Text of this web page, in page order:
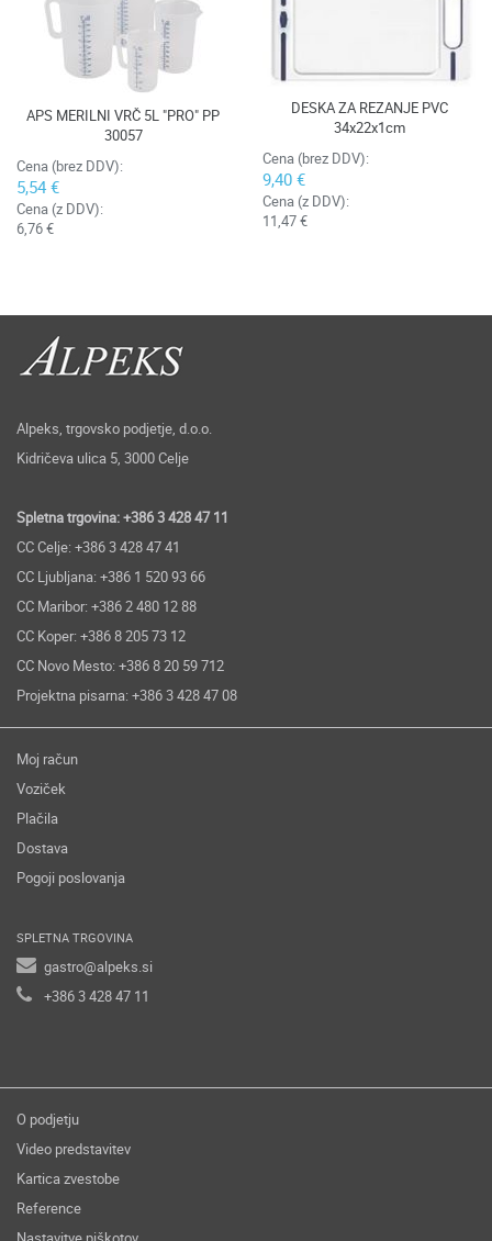
APS MERILNI VRČ 5L "PRO" PP
30057
Cena (brez DDV):
5,54 €
Cena (z DDV):
6,76 €
DESKA ZA REZANJE PVC
34x22x1cm
Cena (brez DDV):
9,40 €
Cena (z DDV):
11,47 €
Alpeks, trgovsko podjetje, d.o.o.
Kidričeva ulica 5, 3000 Celje
Spletna trgovina: +386 3 428 47 11
CC Celje: +386 3 428 47 41
CC Ljubljana: +386 1 520 93 66
CC Maribor: +386 2 480 12 88
CC Koper: +386 8 205 73 12
CC Novo Mesto: +386 8 20 59 712
Projektna pisarna: +386 3 428 47 08
Moj račun
Voziček
Plačila
Dostava
Pogoji poslovanja
SPLETNA TRGOVINA
gastro@alpeks.si
+386 3 428 47 11
O podjetju
Video predstavitev
Kartica zvestobe
Reference